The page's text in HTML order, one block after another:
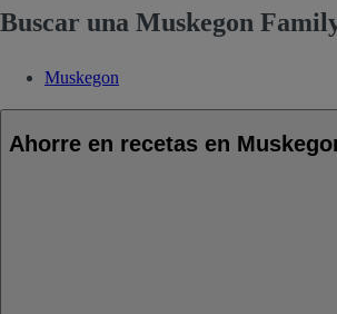
Buscar una Muskegon
Muskegon
Ahorre en recetas en